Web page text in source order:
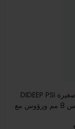
DIDEEP PSI قرصة اسطوانة التنفس بزجاجة الأوكسجين الصغيرة
المصغرة مع محول اسطوانة التزلج الصغيرة مقاس 8 مم ورؤوس مع